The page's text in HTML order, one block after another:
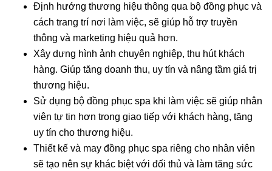
Định hướng thương hiệu thông qua bộ đồng phục và
cách trang trí nơi làm việc, sẽ giúp hỗ trợ truyền
thông và marketing hiệu quả hơn.
Xây dựng hình ảnh chuyên nghiệp, thu hút khách
hàng. Giúp tăng doanh thu, uy tín và nâng tầm giá trị
thương hiệu.
Sử dụng bộ đồng phục spa khi làm việc sẽ giúp nhân
viên tự tin hơn trong giao tiếp với khách hàng, tăng
uy tín cho thương hiệu.
Thiết kế và may đồng phục spa riêng cho nhân viên
sẽ tạo nên sự khác biệt với đối thủ và làm tăng sức